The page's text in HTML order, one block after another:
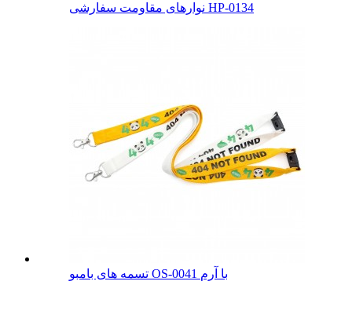
نوارهای مقاومت سفارشی HP-0134
تسمه های بامبو OS-0041 با آرم